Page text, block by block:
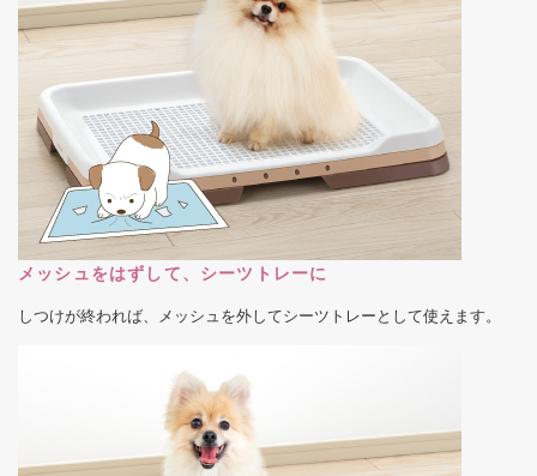
メッシュをはずして、シーツトレーに
しつけが終われば、メッシュを外してシーツトレーとして使えます。